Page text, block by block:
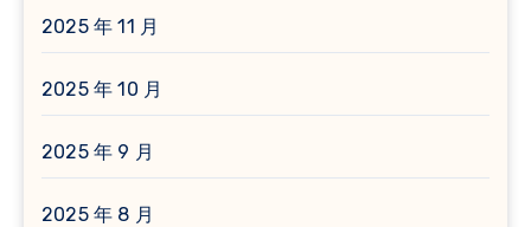
2025 年 11 月
2025 年 10 月
2025 年 9 月
2025 年 8 月